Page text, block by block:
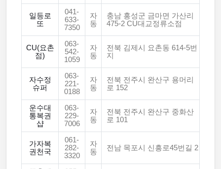
일등로
또
041-
633-
7350
자
동
충남 홍성군 금마면 가산리
475-2 CU대교정류소점
CU(요촌
점)
063-
542-
1059
자
동
전북 김제시 요촌동 614-5번
지
자수정
슈퍼
063-
221-
0188
자
동
전북 전주시 완산구 용머리
로 152
운수대
통복권
샵
063-
229-
7006
자
동
전북 전주시 완산구 중화산
로 101
가자복
권천국
061-
282-
3320
자
동
전남 목포시 신흥로45번길 2